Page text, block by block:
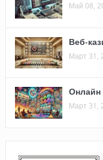
Май 08,
Веб-
Март 31,
Онлайн
Март 31,